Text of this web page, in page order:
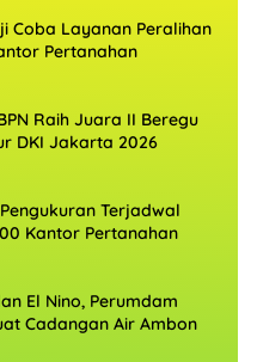
Coba Layanan Peralihan
Pertanahan
Raih Juara II Beregu
DKI Jakarta 2026
Terjadwal
Kantor Pertanahan
El Nino, Perumdam
Cadangan Air Ambon